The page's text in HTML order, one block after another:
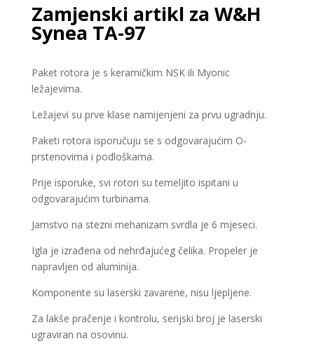
Zamjenski artikl za W&H
Synea TA-97
Paket rotora je s keramičkim NSK ili Myonic
ležajevima.
Ležajevi su prve klase namijenjeni za prvu ugradnju.
Paketi rotora isporučuju se s odgovarajućim O-
prstenovima i podloškama.
Prije isporuke, svi rotori su temeljito ispitani u
odgovarajućim turbinama.
Jamstvo na stezni mehanizam svrdla je 6 mjeseci.
Igla je izrađena od nehrđajućeg čelika. Propeler je
napravljen od aluminija.
Komponente su laserski zavarene, nisu ljepljene.
Za lakše pračenje i kontrolu, serijski broj je laserski
ugraviran na osovinu.